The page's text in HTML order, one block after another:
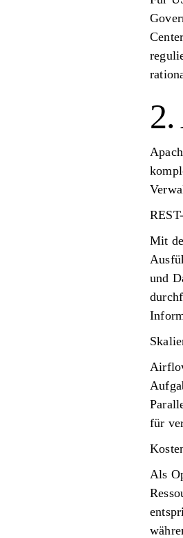
Mit
und
für
Als